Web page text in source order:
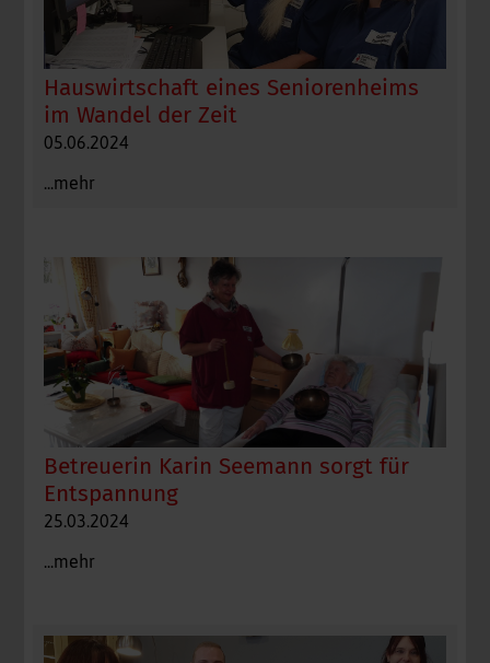
Hauswirtschaft eines Seniorenheims
im Wandel der Zeit
05.06.2024
...mehr
Betreuerin Karin Seemann sorgt für
Entspannung
25.03.2024
...mehr